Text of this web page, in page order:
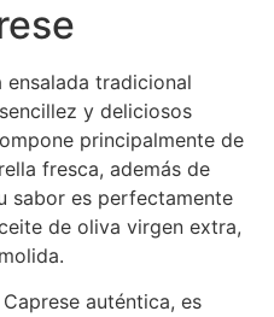
ensalada tradicional
y deliciosos
principalmente de
fresca, además de
sabor es perfectamente
de oliva virgen extra,
auténtica, es